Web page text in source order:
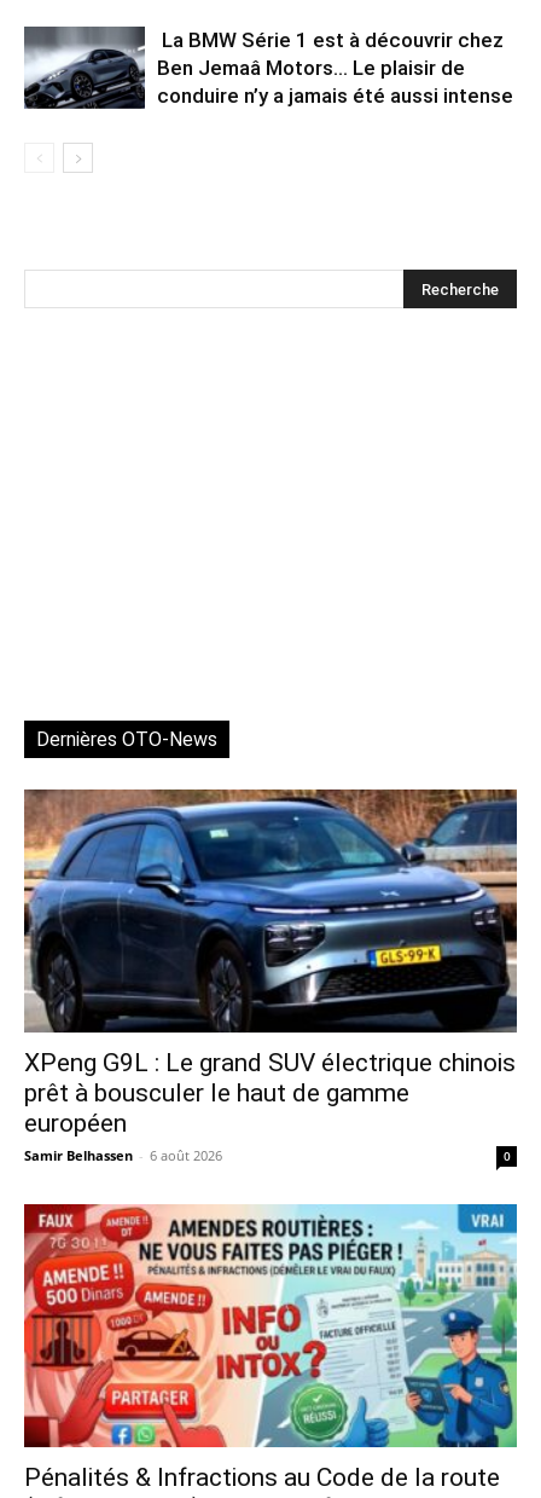
La BMW Série 1 est à découvrir chez
Ben Jemaâ Motors… Le plaisir de
conduire n’y a jamais été aussi intense
Dernières OTO-News
XPeng G9L : Le grand SUV électrique chinois
prêt à bousculer le haut de gamme
européen
Samir Belhassen - 6 août 2026 0
Pénalités & Infractions au Code de la route